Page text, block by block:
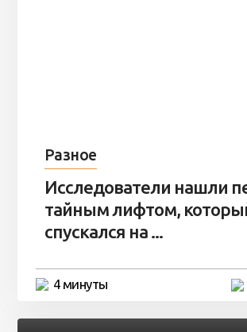
Разное
Исследователи нашли
тайным лифтом,
спускался на ...
4 минуты